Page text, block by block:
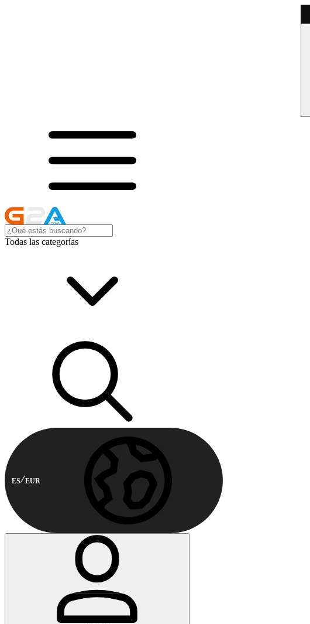
Todas las categorías
ES EUR